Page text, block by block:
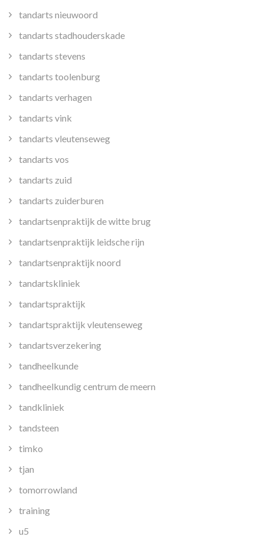
tandarts nieuwoord
tandarts stadhouderskade
tandarts stevens
tandarts toolenburg
tandarts verhagen
tandarts vink
tandarts vleutenseweg
tandarts vos
tandarts zuid
tandarts zuiderburen
tandartsenpraktijk de witte brug
tandartsenpraktijk leidsche rijn
tandartsenpraktijk noord
tandartskliniek
tandartspraktijk
tandartspraktijk vleutenseweg
tandartsverzekering
tandheelkunde
tandheelkundig centrum de meern
tandkliniek
tandsteen
timko
tjan
tomorrowland
training
u5